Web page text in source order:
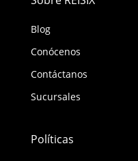
Blog
Conócenos
Contáctanos
Sucursales
Políticas